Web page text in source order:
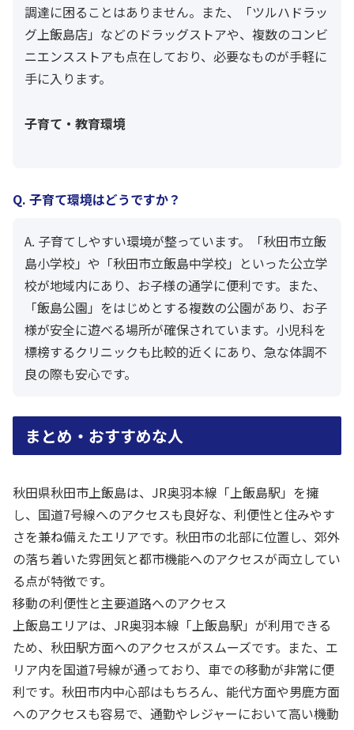
調達に困ることはありません。また、「ツルハドラッ
グ上飯島店」などのドラッグストアや、複数のコンビ
ニエンスストアも点在しており、必要なものが手軽に
手に入ります。
子育て・教育環境
Q. 子育て環境はどうですか？
A. 子育てしやすい環境が整っています。「秋田市立飯
島小学校」や「秋田市立飯島中学校」といった公立学
校が地域内にあり、お子様の通学に便利です。また、
「飯島公園」をはじめとする複数の公園があり、お子
様が安全に遊べる場所が確保されています。小児科を
標榜するクリニックも比較的近くにあり、急な体調不
良の際も安心です。
まとめ・おすすめな人
秋田県秋田市上飯島は、JR奥羽本線「上飯島駅」を擁
し、国道7号線へのアクセスも良好な、利便性と住みやす
さを兼ね備えたエリアです。秋田市の北部に位置し、郊外
の落ち着いた雰囲気と都市機能へのアクセスが両立してい
る点が特徴です。
移動の利便性と主要道路へのアクセス
上飯島エリアは、JR奥羽本線「上飯島駅」が利用できる
ため、秋田駅方面へのアクセスがスムーズです。また、エ
リア内を国道7号線が通っており、車での移動が非常に便
利です。秋田市内中心部はもちろん、能代方面や男鹿方面
へのアクセスも容易で、通勤やレジャーにおいて高い機動